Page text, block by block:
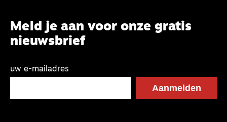
Meld je aan voor onze gratis
nieuwsbrief
uw e-mailadres